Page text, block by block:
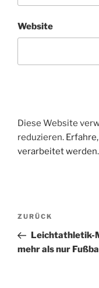
Website
Diese Website
reduzieren.
verarbeitet werden.
Vorheriger
Beitrag
ZURÜCK
Leichtathletik-
mehr als nur Fußball